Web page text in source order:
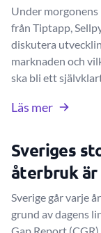
Under
från Tiptapp,
diskutera
marknaden och
ska bli ett
Läs mer
Sveriges
återbruk är
Sverige går varje
grund av dagens